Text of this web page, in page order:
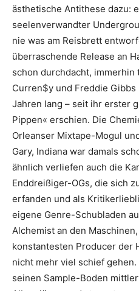
ästhetische Antithese dazu:
seelenverwandter
nie was am Reisbrett
überraschende Release an
schon durchdacht, immerhin
Curren$y und Freddie
Jahren lang – seit ihr erster
Pippen« erschien. Die
Orleanser Mixtape-Mogul
Gary, Indiana war damals
ähnlich verliefen auch die
Enddreißiger-OGs, die sich
erfanden und als
eigene Genre-Schubladen
Alchemist an den
konstantesten Producer der
nicht mehr viel schief
seinen Sample-Boden